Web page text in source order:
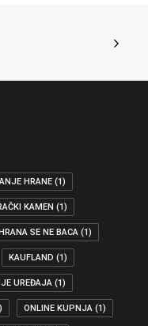
HRANE (1)
KAMEN (1)
SE NE BACA (1)
KAUFLAND (1)
UREĐAJA (1)
ONLINE KUPNJA (1)